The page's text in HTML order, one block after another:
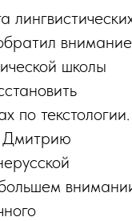
внимание
школы
по текстологии.
Дмитрию